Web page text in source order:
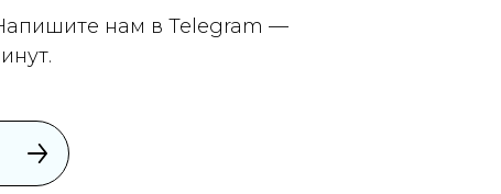
нам в Telegram —